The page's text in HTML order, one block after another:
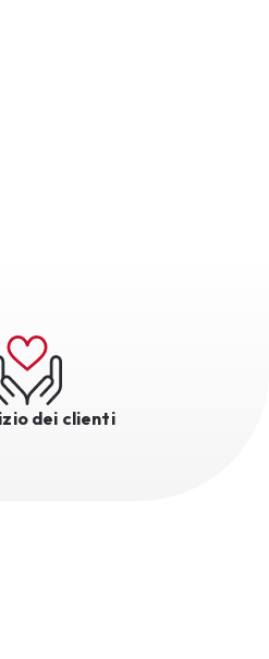
dei clienti